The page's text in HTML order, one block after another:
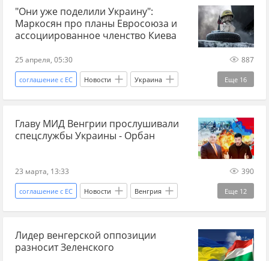
Фридрих Мерц Украина.ру
расширение евроинтеграция Украина-ЕС
"Они уже поделили Украину":
Маркосян про планы Евросоюза и
ассоциированное членство Киева
25 апреля, 05:30 887
Еще 16
соглашение с ЕС Новости Украина
Россия Киев ЕС Елена Маркосян
Дональд Трамп Украина.ру ресурсы
война Новости Украины
Евросоюз Украина-ЕС
Главу МИД Венгрии прослушивали
спецслужбы Украины - Орбан
23 марта, 13:33 390
Еще 12
соглашение с ЕС Новости Венгрия
Украина Россия Виктор Орбан
Петер Сийярто Владимир Зеленский
Лидер венгерской оппозиции
разносит Зеленского